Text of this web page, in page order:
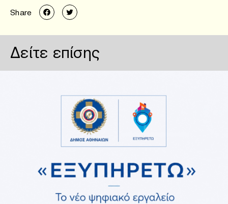
Share
Δείτε επίσης